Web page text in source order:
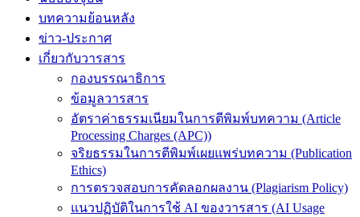
บทความย้อนหลัง
ข่าว-ประกาศ
เกี่ยวกับวารสาร
กองบรรณาธิการ
ข้อมูลวารสาร
อัตราค่าธรรมเนียมในการตีพิมพ์บทความ (Article
Processing Charges (APC))
จริยธรรมในการตีพิมพ์เผยแพร่บทความ (Publication
Ethics)
การตรวจสอบการคัดลอกผลงาน (Plagiarism Policy)
แนวปฏิบัติในการใช้ AI ของวารสาร (AI Usage